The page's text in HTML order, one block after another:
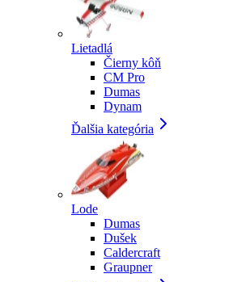
Lietadlá
Čierny kôň
CM Pro
Dumas
Dynam
Ďalšia kategória
Lode
Dumas
Dušek
Caldercraft
Graupner